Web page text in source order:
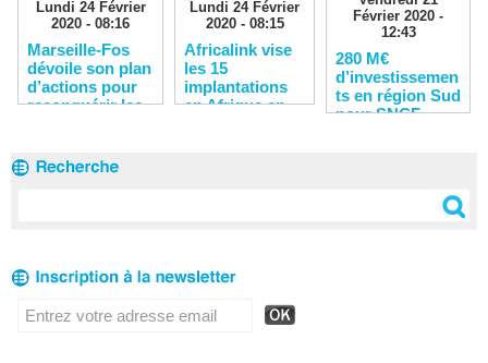
Lundi 24 Février
2020 - 08:16
Marseille-Fos
dévoile son plan
d’actions pour
reconquérir les
Lundi 24 Février
2020 - 08:15
Africalink vise
les 15
implantations
en Afrique en
Février 2020 -
12:43
280 M€
d’investissemen
ts en région Sud
pour SNCF